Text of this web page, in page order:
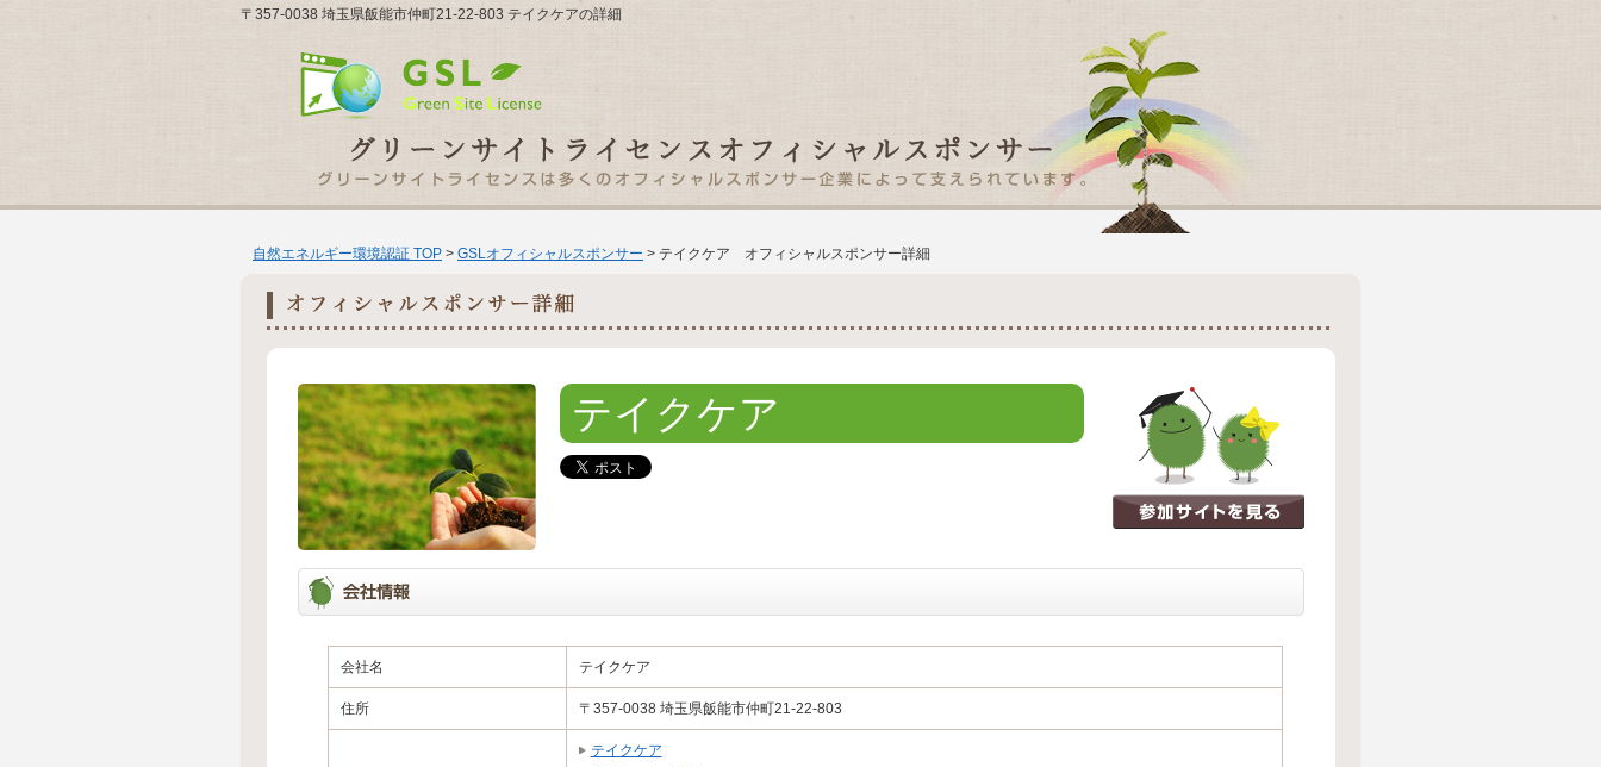
〒357-0038 埼玉県飯能市仲町21-22-803 テイクケアの詳細
自然エネルギー環境認証 TOP > GSLオフィシャルスポンサー > テイクケア オフィシャルスポンサー詳細
テイクケア
会社名 テイクケア
住所 〒357-0038 埼玉県飯能市仲町21-22-803
テイクケア